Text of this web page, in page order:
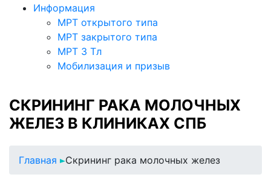
Информация
МРТ открытого типа
МРТ закрытого типа
МРТ 3 Тл
Мобилизация и призыв
СКРИНИНГ РАКА МОЛОЧНЫХ
ЖЕЛЕЗ В КЛИНИКАХ СПБ
Главная Скрининг рака молочных желез